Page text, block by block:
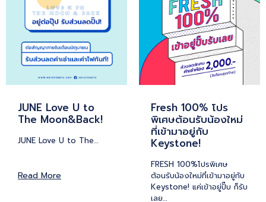
JUNE Love U to
The Moon&Back!
JUNE Love U to The…
Read More
Fresh 100% โปร
พิเศษต้อนรับน้องใหม่
ที่เข้ามาอยู่กับ
Keystone!
FRESH 100%โปรพิเศษ
ต้อนรับน้องใหม่ที่เข้ามาอยู่กับ
Keystone! แค่เข้าอยู่ปั๊บ ก็รับ
เลย…